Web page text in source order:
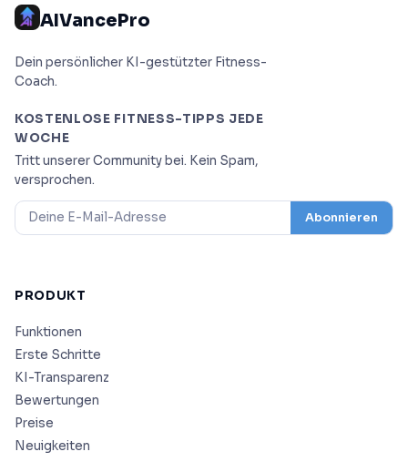
AIVancePro
Dein persönlicher KI-gestützter Fitness-
Coach.
KOSTENLOSE FITNESS-TIPPS JEDE
WOCHE
Tritt unserer Community bei. Kein Spam,
versprochen.
Abonnieren
PRODUKT
Funktionen
Erste Schritte
KI-Transparenz
Bewertungen
Preise
Neuigkeiten